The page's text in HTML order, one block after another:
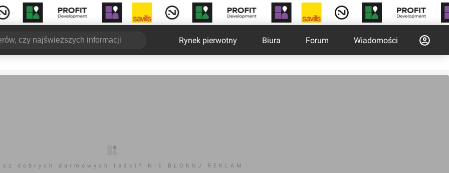
Rynek pierwotny Biura Forum Wiadomości
dobrych darmowych teści? NIE BLOKUJ REKLAM